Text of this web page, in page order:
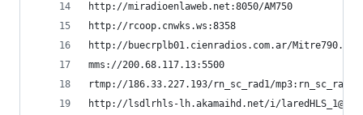
http://miradioenlaweb.net:8050/AM750
http://rcoop.cnwks.ws:8358
http://buecrplb01.cienradios.com.ar/
mms://200.68.117.13:5500
rtmp://186.33.227.193/rn_sc_rad1/
http://lsdlrhls-lh.akamaihd.net/i/